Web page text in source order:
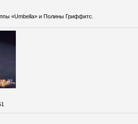
«Umbella» и Полины Гриффитс.